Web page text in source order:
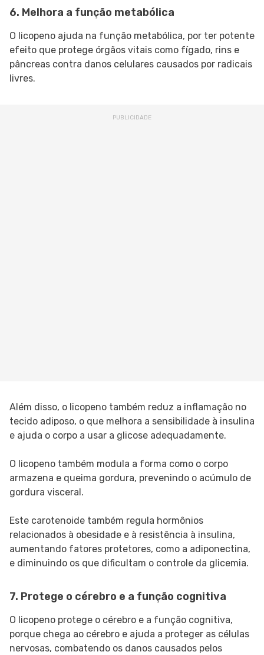
6. Melhora a função metabólica
O licopeno ajuda na função metabólica, por ter potente
efeito que protege órgãos vitais como fígado, rins e
pâncreas contra danos celulares causados ​​por radicais
livres.
Além disso, o licopeno também reduz a inflamação no
tecido adiposo, o que melhora a sensibilidade à insulina
e ajuda o corpo a usar a glicose adequadamente.
O licopeno também modula a forma como o corpo
armazena e queima gordura, prevenindo o acúmulo de
gordura visceral.
Este carotenoide também regula hormônios
relacionados à obesidade e à resistência à insulina,
aumentando fatores protetores, como a adiponectina,
e diminuindo os que dificultam o controle da glicemia.
7. Protege o cérebro e a função cognitiva
O licopeno protege o cérebro e a função cognitiva,
porque chega ao cérebro e ajuda a proteger as células
nervosas, combatendo os danos causados ​​pelos